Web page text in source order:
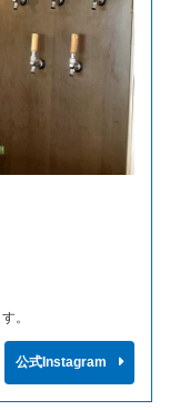
。
公式Instagram